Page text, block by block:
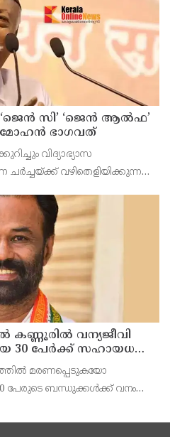
സി’ ‘ജെൻ ആൽഫ’
ഭാഗവത്
വിദ്യാഭ്യാസ
ചർച്ചയ്ക്ക് വഴിതെളിയിക്കുന്ന
തലമുറയെക്കാൾ വളരെ
വന്യജീവി
പേർക്ക് സഹായധനം
മരണപ്പെടുകയോ
പേരുടെ ബന്ധുക്കൾക്ക് വനം
സർക്കാരിന്റെ നൂറുദിന